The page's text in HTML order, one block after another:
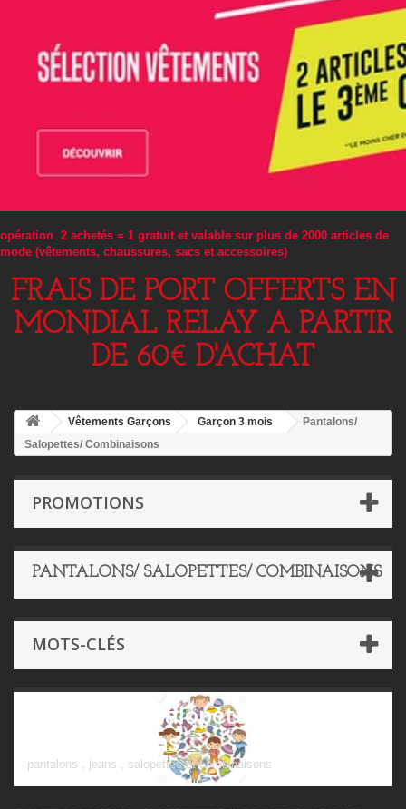
opération 2 achetés = 1 gratuit et valable sur plus de 2000 articles de
mode (vêtements, chaussures, sacs et accessoires)
FRAIS DE PORT OFFERTS EN
MONDIAL RELAY A PARTIR
DE 60€ D'ACHAT
Vêtements Garçons Garçon 3 mois
Pantalons/
Salopettes/ Combinaisons
PROMOTIONS
PANTALONS/ SALOPETTES/ COMBINAISONS
MOTS-CLÉS
Pantalons/ Salopettes/
Combinaisons
pantalons , jeans , salopettes et combinaisons